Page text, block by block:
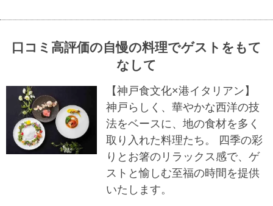
口コミ高評価の自慢の料理でゲストをもて
なして
【神戸食文化×港イタリアン】
神戸らしく、華やかな西洋の技
法をベースに、地の食材を多く
取り入れた料理たち。 四季の彩
りとお箸のリラックス感で、ゲ
ストと愉しむ至福の時間を提供
いたします。